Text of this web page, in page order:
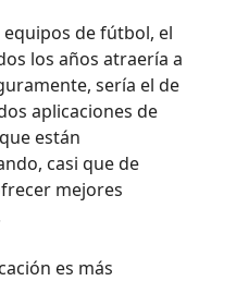
equipos de fútbol, el
los años atraería a
sería el de
aplicaciones de
están
casi que de
mejores
es más